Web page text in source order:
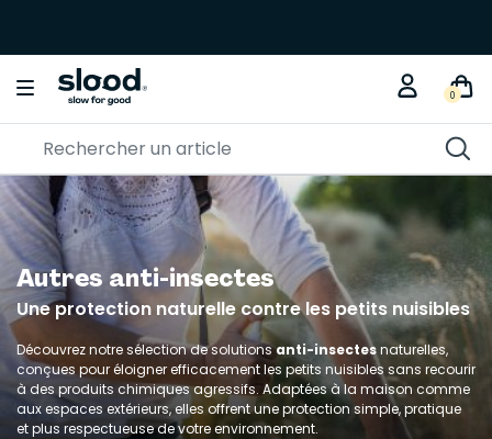
Braderie créative KITS DIY
0
Autres anti-insectes
Une protection naturelle contre les petits nuisibles
Découvrez notre sélection de solutionsanti-insectesnaturelles,
conçues pour éloigner efficacement les petits nuisibles sans recourir
à des produits chimiques agressifs. Adaptées à la maison comme
aux espaces extérieurs, elles offrent une protection simple, pratique
et plus respectueuse de votre environnement.